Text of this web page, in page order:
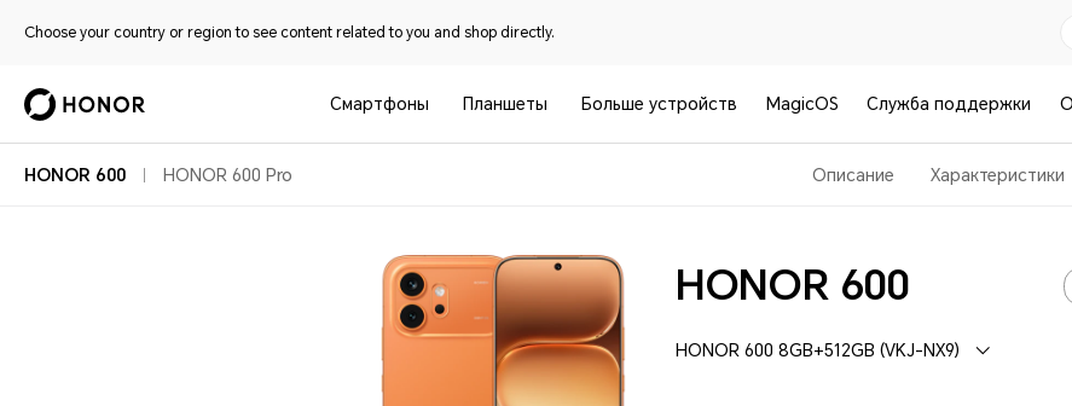
Choose your country or region to see content related to you and shop directly.
Смартфоны Планшеты Больше устройств MagicOS Служба поддержки
HONOR 600 HONOR 600 Pro Описание Характеристики
HONOR 600
HONOR 600 8GB+512GB (VKJ-NX9)